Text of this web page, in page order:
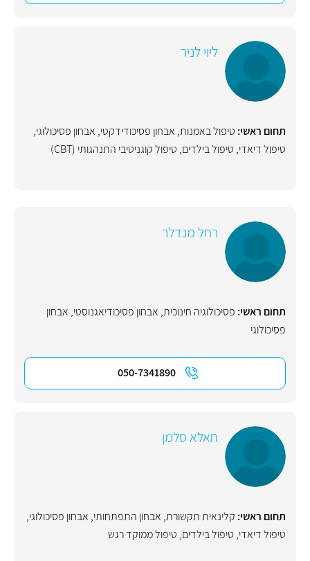
ליוי לניר
תחום ראשי: טיפול באמנות, אבחון פסיכודידקטי, אבחון פסיכולוגי,
טיפול דיאדי, טיפול בילדים, טיפול קוגניטיבי התנהגותי (CBT)
רחל מנדלר
תחום ראשי: פסיכולוגיה חינוכית, אבחון פסיכודיאגנוסטי, אבחון
פסיכולוגי
050-7341890
חאלא סלמן
תחום ראשי: קלינאית תקשורת, אבחון התפתחותי, אבחון פסיכולוגי,
טיפול דיאדי, טיפול בילדים, טיפול ממוקד רגש